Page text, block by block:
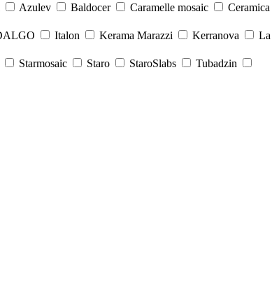
Azulev Baldocer Caramelle mosaic
Ceramica
Italon Kerama Marazzi Kerranova
La
Starmosaic Staro StaroSlabs
Tubadzin